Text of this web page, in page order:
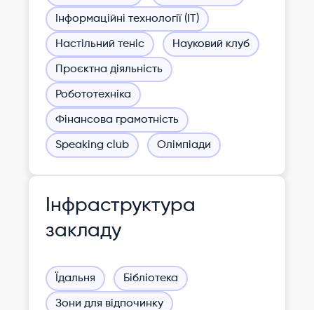
Інформаційні технології (ІТ)
Настільний теніс Науковий клуб
Проєктна діяльність
Робототехніка
Фінансова грамотність
Speaking club Олімпіади
Інфраструктура
закладу
Їдальня Бібліотека
Зони для відпочинку